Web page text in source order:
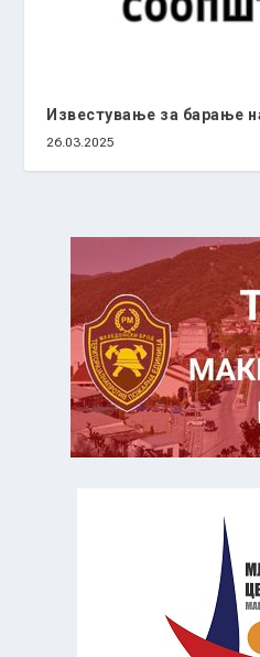
Известување за барање
26.03.2025